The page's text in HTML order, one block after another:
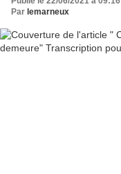
Par lemarneux